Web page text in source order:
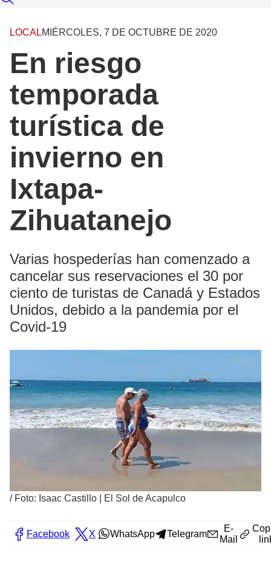
LOCALMIÉRCOLES, 7 DE OCTUBRE DE 2020
En riesgo
temporada
turística de
invierno en
Ixtapa-
Zihuatanejo
Varias hospederías han comenzado a
cancelar sus reservaciones el 30 por
ciento de turistas de Canadá y Estados
Unidos, debido a la pandemia por el
Covid-19
/ Foto: Isaac Castillo | El Sol de Acapulco
Facebook X WhatsApp Telegram
E-
Mail